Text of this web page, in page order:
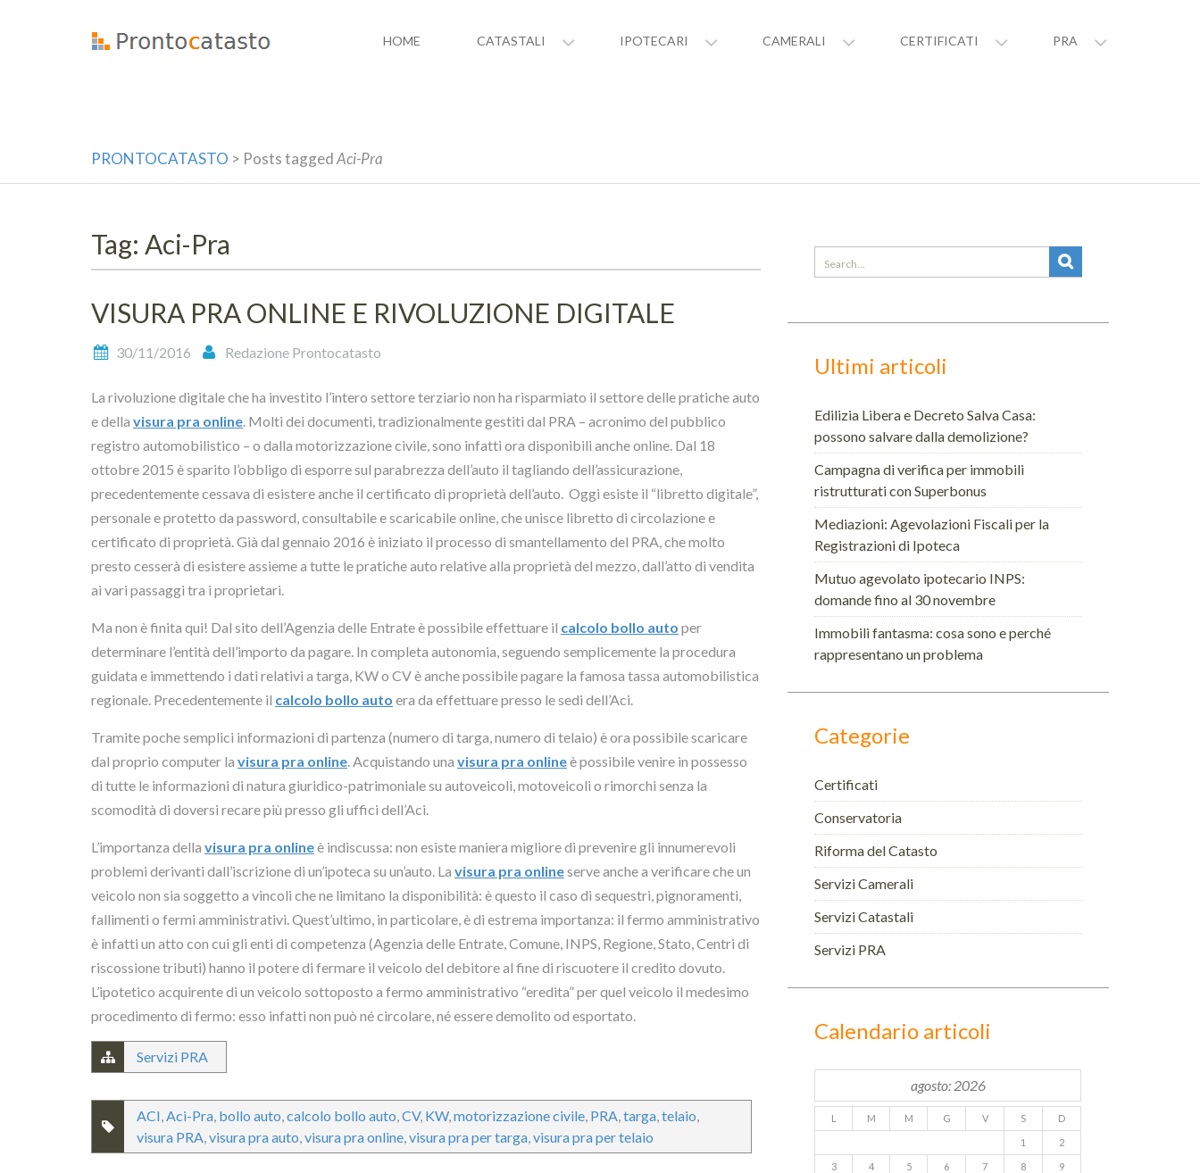
HOME CATASTALI IPOTECARI CAMERALI CERTIFICATI PRA
PRONTOCATASTO > Posts taggedAci-Pra
Tag: Aci-Pra
VISURA PRA ONLINE E RIVOLUZIONE DIGITALE
30/11/2016 Redazione Prontocatasto
La rivoluzione digitale che ha investito l’intero settore terziario non ha risparmiato il settore delle pratiche auto
e della visura pra online. Molti dei documenti, tradizionalmente gestiti dal PRA – acronimo del pubblico
registro automobilistico – o dalla motorizzazione civile, sono infatti ora disponibili anche online. Dal 18
ottobre 2015 è sparito l’obbligo di esporre sul parabrezza dell’auto il tagliando dell’assicurazione,
precedentemente cessava di esistere anche il certificato di proprietà dell’auto. Oggi esiste il “libretto digitale”,
personale e protetto da password, consultabile e scaricabile online, che unisce libretto di circolazione e
certificato di proprietà. Già dal gennaio 2016 è iniziato il processo di smantellamento del PRA, che molto
presto cesserà di esistere assieme a tutte le pratiche auto relative alla proprietà del mezzo, dall’atto di vendita
ai vari passaggi tra i proprietari.
Ma non è finita qui! Dal sito dell’Agenzia delle Entrate è possibile effettuare il calcolo bollo auto per
determinare l’entità dell’importo da pagare. In completa autonomia, seguendo semplicemente la procedura
guidata e immettendo i dati relativi a targa, KW o CV è anche possibile pagare la famosa tassa automobilistica
regionale. Precedentemente il calcolo bollo auto era da effettuare presso le sedi dell’Aci.
Tramite poche semplici informazioni di partenza (numero di targa, numero di telaio) è ora possibile scaricare
dal proprio computer la visura pra online. Acquistando una visura pra onlineè possibile venire in possesso
di tutte le informazioni di natura giuridico-patrimoniale su autoveicoli, motoveicoli o rimorchi senza la
scomodità di doversi recare più presso gli uffici dell’Aci.
L’importanza della visura pra onlineè indiscussa: non esiste maniera migliore di prevenire gli innumerevoli
problemi derivanti dall’iscrizione di un’ipoteca su un’auto. La visura pra onlineserve anche a verificare che un
veicolo non sia soggetto a vincoli che ne limitano la disponibilità: è questo il caso di sequestri, pignoramenti,
fallimenti o fermi amministrativi. Quest’ultimo, in particolare, è di estrema importanza: il fermo amministrativo
è infatti un atto con cui gli enti di competenza (Agenzia delle Entrate, Comune, INPS, Regione, Stato, Centri di
riscossione tributi) hanno il potere di fermare il veicolo del debitore al fine di riscuotere il credito dovuto.
L’ipotetico acquirente di un veicolo sottoposto a fermo amministrativo “eredita” per quel veicolo il medesimo
procedimento di fermo: esso infatti non può né circolare, né essere demolito od esportato.
Servizi PRA
ACI,Aci-Pra, bollo auto,calcolo bollo auto,CV, KW,motorizzazione civile, PRA,targa,telaio,
visura PRA,visura pra auto,visura pra online,visura pra per targa,visura pra per telaio
Search
for:
Ultimi articoli
Edilizia Libera e Decreto Salva Casa:
possono salvare dalla demolizione?
Campagna di verifica per immobili
ristrutturati con Superbonus
Mediazioni: Agevolazioni Fiscali per la
Registrazioni di Ipoteca
Mutuo agevolato ipotecario INPS:
domande fino al 30 novembre
Immobili fantasma: cosa sono e perché
rappresentano un problema
Categorie
Certificati
Conservatoria
Riforma del Catasto
Servizi Camerali
Servizi Catastali
Servizi PRA
Calendario articoli
agosto: 2026
L M M G V S D
1 2
3 4 5 6 7 8 9